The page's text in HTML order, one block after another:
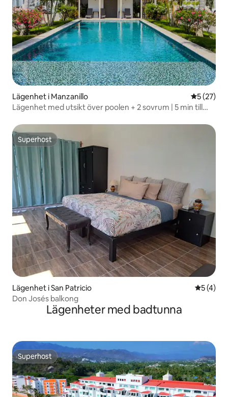
Lägenhet i Manzanillo 5 av 5 i
5 (27)
Lägenhet med utsikt över poolen + 2 sovrum | 5 min till
Superhost
Superhost
Lägenhet i San Patricio 5 av 5 i
5 (4)
Don Josés balkong
Lägenheter med badtunna
Superhost
Superhost